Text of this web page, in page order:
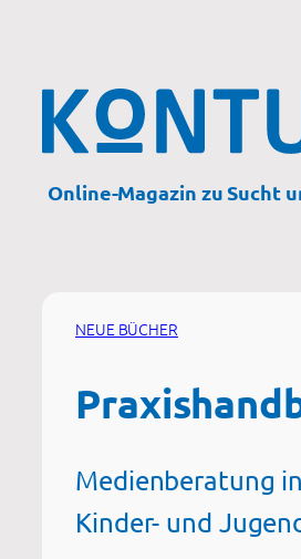
Online-Magazin zu Sucht
NEUE BÜCHER
Medienberatung
Kinder- und